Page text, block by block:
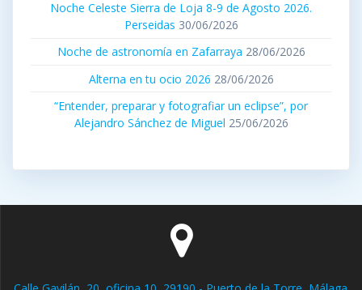
Noche Celeste Sierra de Loja 8-9 de Agosto 2026.
Perseidas 30/06/2026
Noche de astronomía en Zafarraya 28/06/2026
Alterna en tu ocio 2026 28/06/2026
“Entender, preparar y fotografiar un eclipse”, por
Alejandro Sánchez de Miguel 25/06/2026